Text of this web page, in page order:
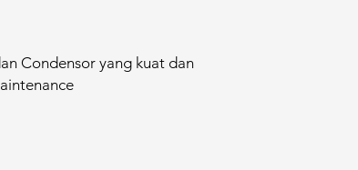
Condensor yang kuat dan